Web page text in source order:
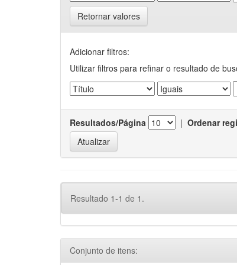
Retornar valores
Adicionar filtros:
Utilizar filtros para refinar o resultado de
Resultados/Página | Ordenar
Resultado 1-1 de 1.
Conjunto de itens: